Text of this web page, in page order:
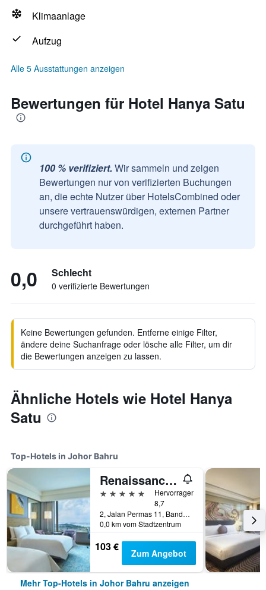
Klimaanlage
Aufzug
Alle 5 Ausstattungen anzeigen
Bewertungen für Hotel Hanya Satu
100 % verifiziert. Wir sammeln und zeigen
Bewertungen nur von verifizierten Buchungen
an, die echte Nutzer über HotelsCombined oder
unsere vertrauenswürdigen, externen Partner
durchgeführt haben.
0,0 Schlecht
0 verifizierte Bewertungen
Keine Bewertungen gefunden. Entferne einige Filter,
ändere deine Suchanfrage oder lösche alle Filter, um dir
die Bewertungen anzeigen zu lassen.
Ähnliche Hotels wie Hotel Hanya
Satu
Top-Hotels in Johor Bahru
Renaissance Johor Bahru Hotel
5 Sterne
Hervorragend
8,7
2, Jalan Permas 11, Bandar Baru Permas Jaya, Johor Bahru, Malaysia
0,0 km vom Stadtzentrum
103 € Zum Angebot
Mehr Top-Hotels in Johor Bahru anzeigen